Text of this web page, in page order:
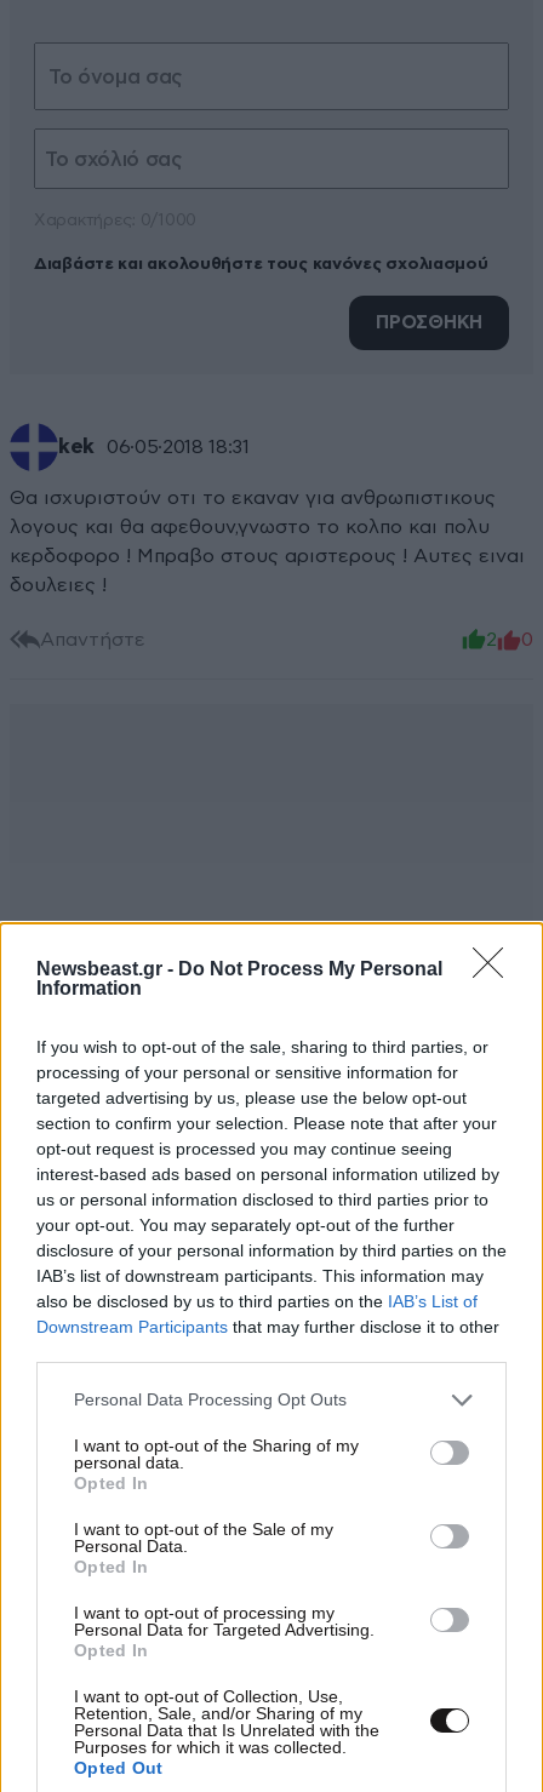
Newsbeast.gr - Do Not Process My Personal
Information
If you wish to opt-out of the sale, sharing to third parties, or
processing of your personal or sensitive information for
targeted advertising by us, please use the below opt-out
section to confirm your selection. Please note that after your
opt-out request is processed you may continue seeing
interest-based ads based on personal information utilized by
us or personal information disclosed to third parties prior to
your opt-out. You may separately opt-out of the further
disclosure of your personal information by third parties on the
IAB’s list of downstream participants. This information may
also be disclosed by us to third parties on the IAB’s List of
Downstream Participants that may further disclose it to other
Please note that this website/app uses one or more Google
not limited to your visit or usage behaviour. You may click to
grant or deny consent to Google and its third-party tags to
use your data for below specified purposes in below Google
consent section.
Personal Data Processing Opt Outs
I want to opt-out of the Sharing of my
personal data.
Opted In
I want to opt-out of the Sale of my
Personal Data.
Opted In
I want to opt-out of processing my
Personal Data for Targeted Advertising.
Opted In
I want to opt-out of Collection, Use,
Retention, Sale, and/or Sharing of my
Personal Data that Is Unrelated with the
Purposes for which it was collected.
Opted Out
Διαβάστε και ακολουθήστε τους κανόνες σχολιασμού
ΠΡΟΣΘΗΚΗ
kek 06·05·2018 18:31
Θα ισχυριστούν οτι το εκαναν για ανθρωπιστικους
λογους και θα αφεθουν,γνωστο το κολπο και πολυ
κερδοφορο ! Μπραβο στους αριστερους ! Αυτες ειναι
δουλειες !
Απαντήστε 2 0
Αν είναι δυνατόν.! 06·05·2018 17:39
Κάνουν οι ΜΚΟ τέτοιες ενέργειες ; Πάει χάλασε ο
κόσμος !
Απαντήστε 2
Gentile 06·05·2018 16:53
Ελα σιγα σιγα να μπαινει και κανενας φυλακη...οι
εθελοντες που παιρνουν εκατομμυρια...
Απαντήστε
sirizomalakion kritis 2 06·05·2018 15:46
ΜΕΓΑΛΥΤΕΡΟΙ ΑΠΑΤΕΩΝΕΣ ...ΕΙΝΑΙ ΟΙ ΜΚΟ
.....ΣΠΑΤΑΛΟΥΝ ΤΕΡΑΣΤΙΑ ΠΟΣΑ ....ΧΩΡΙΣ ΝΑ
ΠΡΟΣΦΕΡΟΥΝ ΤΙΠΟΤΑ ......ΑΠΑΤΕΩΝΕΣ !!!!
Απαντήστε
ΠΕΡΙΣΣΟΤΕΡΑ ΣΧΟΛΙΑ
TRENDING
ΚΟΣΜΟΣ06·08·2026 22:16
Σύγκρουση στον ΟΗΕ: Εννέα κράτη λένε «όχι»
στη Ρωσία για τα Ποινικά Δικαστήρια –
Ανάμεσά τους και η Ελλάδα